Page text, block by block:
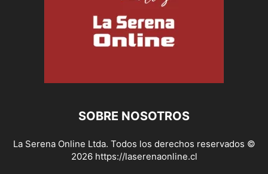
SOBRE NOSOTROS
La Serena Online Ltda. Todos los derechos reservados ©
2026 https://laserenaonline.cl